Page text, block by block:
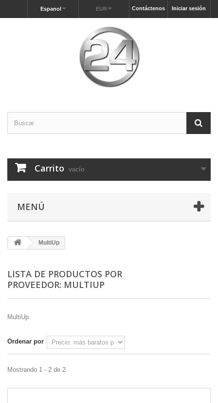
Iniciar sesión
Contáctenos
EUR
Espanol
Carrito vacío
MENÚ
MultiUp
LISTA DE PRODUCTOS POR
PROVEEDOR: MULTIUP
MultiUp
Ordenar por
Mostrando 1 - 2 de 2